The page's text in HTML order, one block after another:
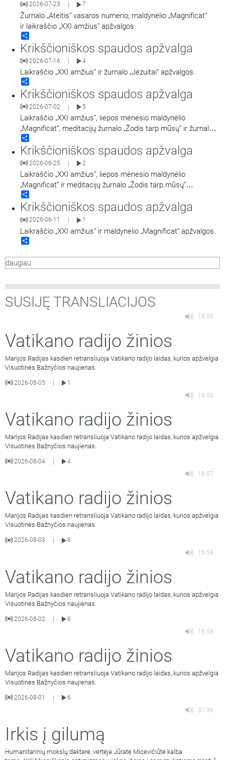
2026-07-23 7
Žurnalo „Ateitis“ vasaros numerio, maldynėlio „Magnificat“
ir laikraščio „XXI amžius“ apžvalgos.
Krikščioniškos spaudos apžvalga
2026-07-16 4
Laikraščio „XXI amžius“ ir žurnalo „Jėzuitai“ apžvalgos.
Krikščioniškos spaudos apžvalga
2026-07-02 | 5
Laikraščio „XXI amžius“, liepos mėnesio maldynėlio
„Magnificat“, meditacijų žurnalo „Žodis tarp mūsų“ ir žurnalo
„Jėzuitai“ apžvalgos.
Krikščioniškos spaudos apžvalga
2026-06-25 | 2
Laikraščio „XXI amžius“, liepos mėnesio maldynėlio
„Magnificat“ ir meditacijų žurnalo „Žodis tarp mūsų“
apžvalgos.
Krikščioniškos spaudos apžvalga
2026-06-11 1
Laikraščio „XXI amžius“ ir maldynėlio „Magnificat“ apžvalgos.
daugiau
SUSIJĘ TRANSLIACIJOS
18:58
Vatikano radijo žinios
Marijos Radijas kasdien retransliuoja Vatikano radijo laidas, kurios apžvelgia
Visuotinės Bažnyčios naujienas.
2026-08-05
1
18:58
Vatikano radijo žinios
Marijos Radijas kasdien retransliuoja Vatikano radijo laidas, kurios apžvelgia
Visuotinės Bažnyčios naujienas.
2026-08-04 |
4
18:57
Vatikano radijo žinios
Marijos Radijas kasdien retransliuoja Vatikano radijo laidas, kurios apžvelgia
Visuotinės Bažnyčios naujienas.
2026-08-03
8
18:58
Vatikano radijo žinios
Marijos Radijas kasdien retransliuoja Vatikano radijo laidas, kurios apžvelgia
Visuotinės Bažnyčios naujienas.
2026-08-02
6
18:58
Vatikano radijo žinios
Marijos Radijas kasdien retransliuoja Vatikano radijo laidas, kurios apžvelgia
Visuotinės Bažnyčios naujienas.
2026-08-01 |
6
31:36
Irkis į gilumą
Humanitarinių mokslų daktarė, vertėja Jūratė Micevičiūtė kalba